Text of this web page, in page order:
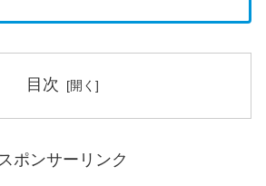
目次
ポンサーリンク